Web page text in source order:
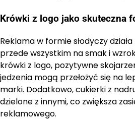
Krówki z logo jako skuteczna
Reklama w formie słodyczy
przede wszystkim na smak i
krówki z logo, pozytywne
jedzenia mogą przełożyć się na
marki. Dodatkowo, cukierki z
dzielone z innymi, co zwiększa
reklamowego.